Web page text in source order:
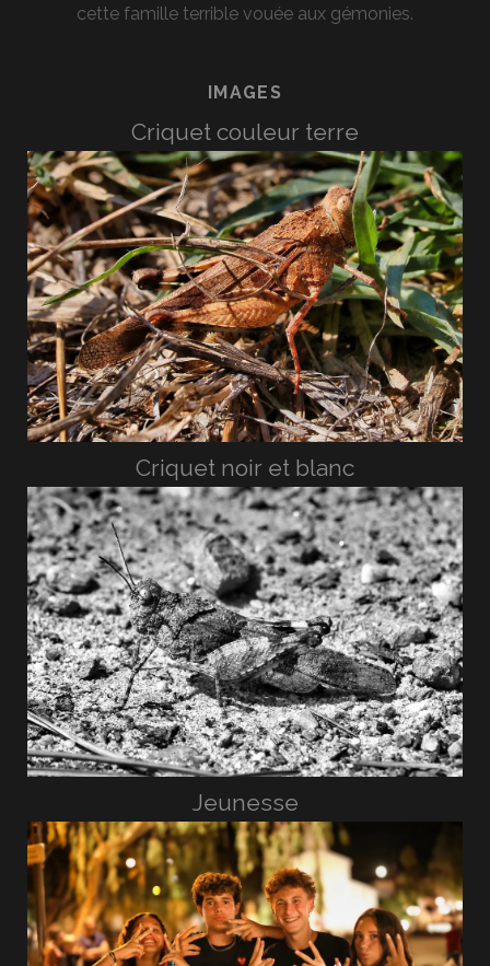
cette famille terrible vouée aux gémonies.
IMAGES
Criquet couleur terre
Criquet noir et blanc
Jeunesse